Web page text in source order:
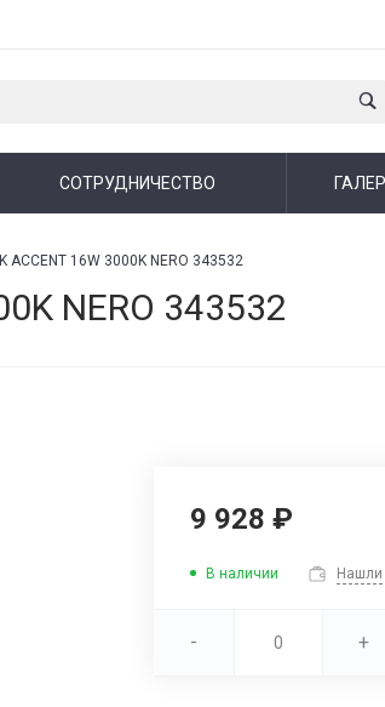
СОТРУДНИЧЕСТВО
ACCENT 16W 3000K NERO 343532
NERO 343532
9 928 ₽
В наличии Нашли
- +